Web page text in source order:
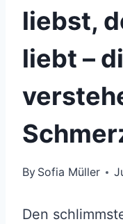
liebst,
liebt –
By Sofia Müller
Den